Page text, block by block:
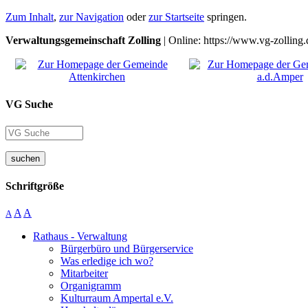
Zum Inhalt, zur Navigation oderzur Startseite springen.
Verwaltungsgemeinschaft Zolling | Online: https://www.vg-
VG Suche
suchen
Schriftgröße
A A A
Rathaus - Verwaltung
Bürgerbüro und Bürgerservice
Was erledige ich wo?
Mitarbeiter
Organigramm
Kulturraum Ampertal e.V.